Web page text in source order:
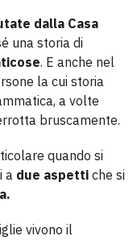
dalla Casa
una storia di
. E anche nel
la cui storia
a volte
bruscamente.
quando si
a due aspetti che si
vivono il